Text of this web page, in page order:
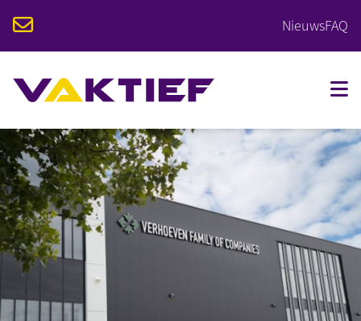
NieuwsFAQ
VOOR STUDENTEN
VOOR BEDRIJVEN
OPLEIDINGEN
KALENDER
OVER VAKTIEF